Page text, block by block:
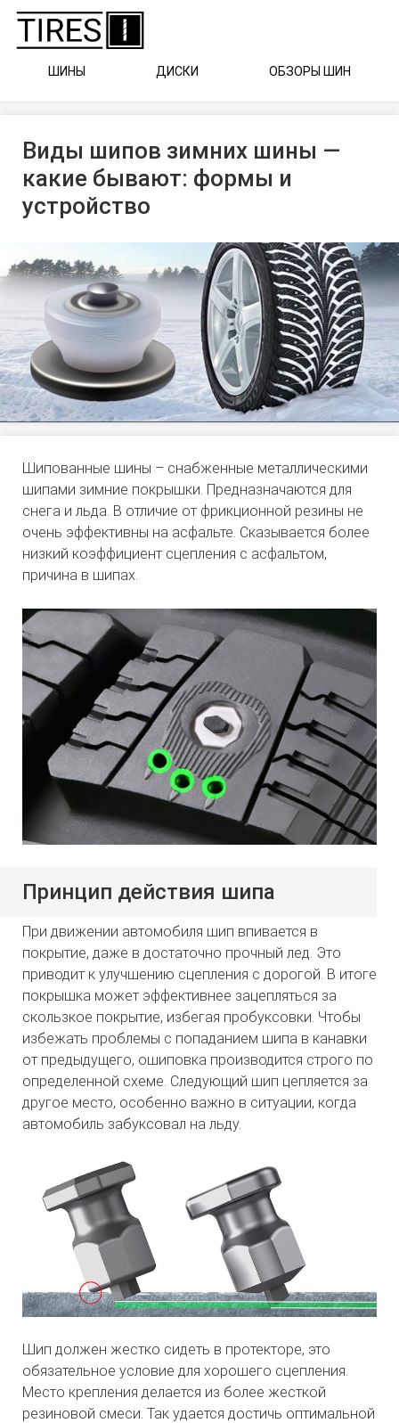
ШИНЫ ДИСКИ ОБЗОРЫ ШИН
Виды шипов зимних шины —
какие бывают: формы и
устройство
Шипованные шины – снабженные металлическими
шипами зимние покрышки. Предназначаются для
снега и льда. В отличие от фрикционной резины не
очень эффективны на асфальте. Сказывается более
низкий коэффициент сцепления с асфальтом,
причина в шипах.
Принцип действия шипа
При движении автомобиля шип впивается в
покрытие, даже в достаточно прочный лед. Это
приводит к улучшению сцепления с дорогой. В итоге
покрышка может эффективнее зацепляться за
скользкое покрытие, избегая пробуксовки. Чтобы
избежать проблемы с попаданием шипа в канавки
от предыдущего, ошиповка производится строго по
определенной схеме. Следующий шип цепляется за
другое место, особенно важно в ситуации, когда
автомобиль забуксовал на льду.
Шип должен жестко сидеть в протекторе, это
обязательное условие для хорошего сцепления.
Место крепления делается из более жесткой
резиновой смеси. Так удается достичь оптимальной